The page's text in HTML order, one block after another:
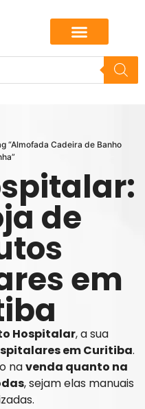
“Almofada Cadeira de Banho
de
em
Hospitalar, a sua
em Curitiba.
navenda quanto na
, sejam elas manuais